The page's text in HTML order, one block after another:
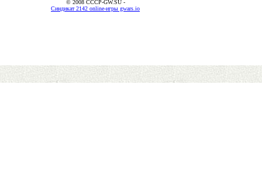
© 2008 CCCP-GW.SU -
Синдикат 2142 online-игры gwars.io